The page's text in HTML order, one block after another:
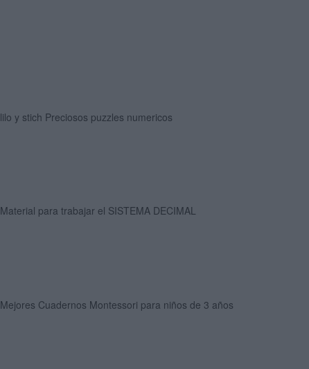
lilo y stich Preciosos puzzles numericos
Material para trabajar el SISTEMA DECIMAL
Mejores Cuadernos Montessori para niños de 3 años